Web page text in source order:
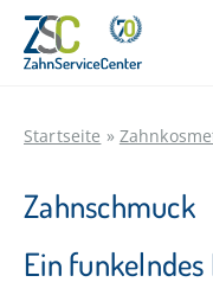
Startseite »
Zahnschmuck
Ein funkelndes